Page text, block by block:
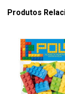
Produtos